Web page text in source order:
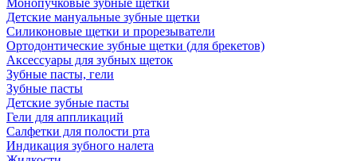
Монопучковые зубные щетки
Детские мануальные зубные щетки
Силиконовые щетки и прорезыватели
Ортодонтические зубные щетки (для брекетов)
Аксессуары для зубных щеток
Зубные пасты, гели
Зубные пасты
Детские зубные пасты
Гели для аппликаций
Салфетки для полости рта
Индикация зубного налета